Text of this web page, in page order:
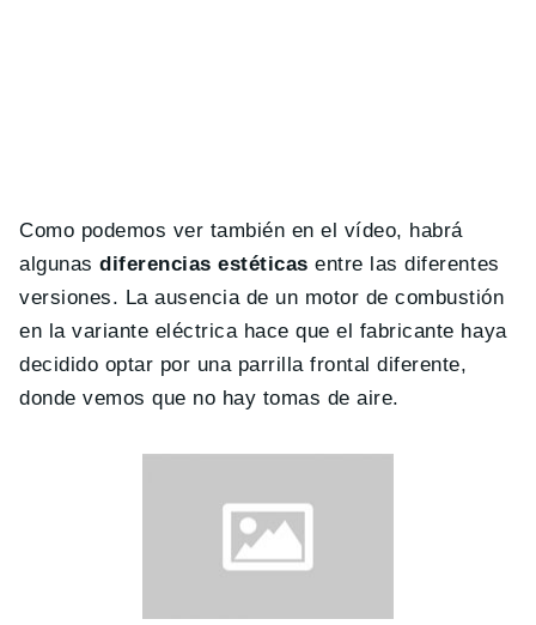
Como podemos ver también en el vídeo, habrá
algunasdiferencias estéticas entre las diferentes
versiones. La ausencia de un motor de combustión
en la variante eléctrica hace que el fabricante haya
decidido optar por una parrilla frontal diferente,
donde vemos que no hay tomas de aire.